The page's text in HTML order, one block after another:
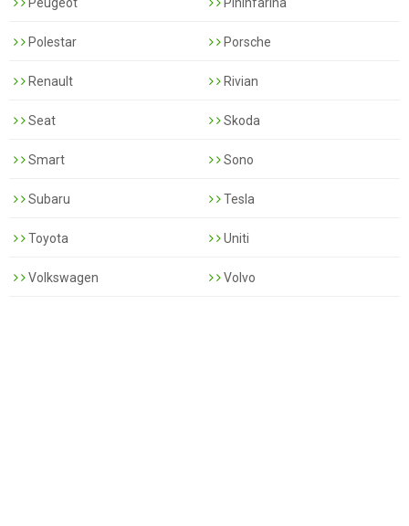
Polestar Porsche
Renault Rivian
Seat Skoda
Smart Sono
Subaru Tesla
Toyota Uniti
Volkswagen Volvo